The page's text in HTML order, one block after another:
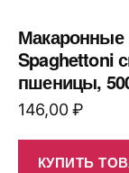
Макаронные
Spaghettoni
пшеницы,
146,00₽
КУПИТЬ